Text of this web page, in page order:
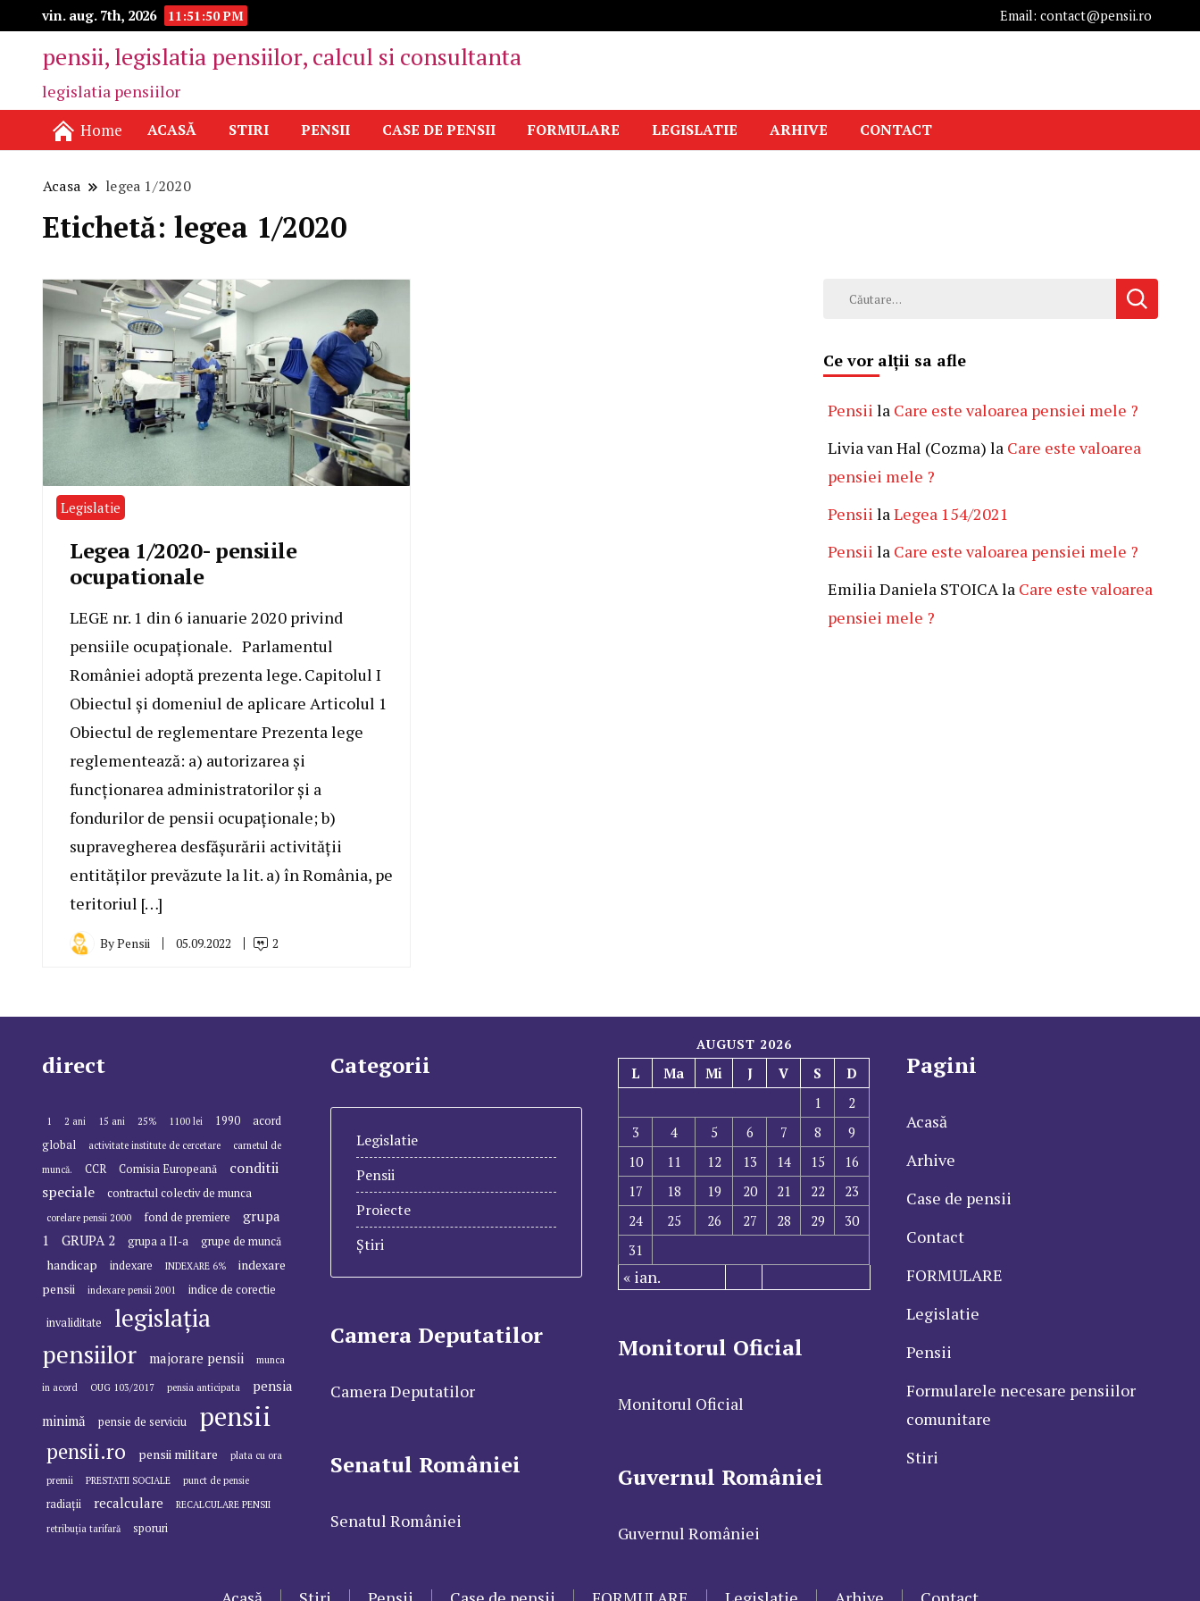
vin. aug. 7th, 2026 11:51:50 PM Email: contact@pensii.ro
pensii, legislatia pensiilor, calcul si consultanta
legislatia pensiilor
Home ACASĂ STIRI PENSII CASE DE PENSII FORMULARE LEGISLATIE ARHIVE CONTACT
Acasa legea 1/2020
Etichetă: legea 1/2020
Legislatie
Legea 1/2020- pensiile
ocupationale
LEGE nr. 1 din 6 ianuarie 2020 privind
pensiile ocupaționale. Parlamentul
României adoptă prezenta lege. Capitolul I
Obiectul și domeniul de aplicare Articolul 1
Obiectul de reglementare Prezenta lege
reglementează: a) autorizarea și
funcționarea administratorilor și a
fondurilor de pensii ocupaționale; b)
supravegherea desfășurării activității
entităților prevăzute la lit. a) în România, pe
teritoriul […]
ByPensii 05.09.2022 2
Caută
Ce vor alții sa afle
Pensii la Care este valoarea pensiei mele ?
Livia van Hal (Cozma) la Care este valoarea
pensiei mele ?
Pensii laLegea 154/2021
Pensii la Care este valoarea pensiei mele ?
Emilia Daniela STOICAla Care este valoarea
pensiei mele ?
direct
1 2 ani 15 ani 25% 1100 lei 1990
acord
global
activitate institute de cercetare
carnetul de
muncă.
CCR Comisia Europeană
conditii
speciale
contractul colectiv de munca
corelare pensii 2000 fond de premiere
grupa
1
GRUPA 2 grupa a II-a grupe de muncă
handicap indexare INDEXARE 6%
indexare
pensii
indexare pensii 2001 indice de corectie
invaliditate
legislația
pensiilor
majorare pensii munca
in acord OUG 103/2017 pensia anticipata
pensia
minimă
pensie de serviciu pensii
pensii.ro pensii militare
plata cu ora
premii
PRESTATII SOCIALE punct de pensie
radiații recalculare
RECALCULARE PENSII
retribuția tarifară
sporuri
Categorii
Legislatie
Pensii
Proiecte
Știri
Camera Deputatilor
Camera Deputatilor
Senatul României
Senatul României
AUGUST 2026
L Ma Mi J V S
D
1
2
3
4 5 6 7 8
9
10
11 12 13 14 15
16
17
18 19 20 21 22
23
24
25 26 27 28 29
30
31
« ian.
Monitorul Oficial
Monitorul Oficial
Guvernul României
Guvernul României
Pagini
Acasă
Arhive
Case de pensii
Contact
FORMULARE
Legislatie
Pensii
Formularele necesare pensiilor
comunitare
Stiri